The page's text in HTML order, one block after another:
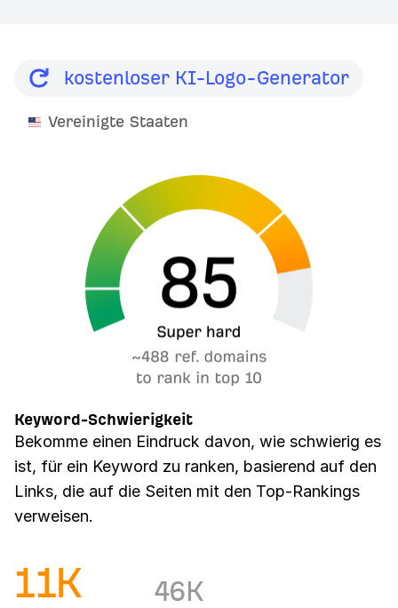
kostenloser KI-Logo-Generator
Vereinigte Staaten
Keyword-Schwierigkeit
Bekomme einen Eindruck davon, wie schwierig es
ist, für ein Keyword zu ranken, basierend auf den
Links, die auf die Seiten mit den Top-Rankings
verweisen.
11K 46K